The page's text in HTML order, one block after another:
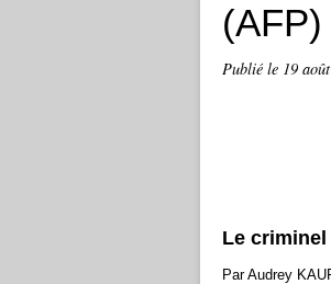
(AFP)
Publié le 19
Le
Par Audrey